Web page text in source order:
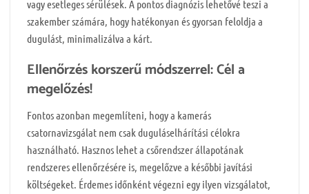
vagy esetleges sérülések. A pontos diagnózis lehetővé teszi a
szakember számára, hogy hatékonyan és gyorsan feloldja a
dugulást, minimalizálva a kárt.
Ellenőrzés korszerű módszerrel: Cél a
megelőzés!
Fontos azonban megemlíteni, hogy a kamerás
csatornavizsgálat nem csak duguláselhárítási célokra
használható. Hasznos lehet a csőrendszer állapotának
rendszeres ellenőrzésére is, megelőzve a későbbi javítási
költségeket. Érdemes időnként végezni egy ilyen vizsgálatot,